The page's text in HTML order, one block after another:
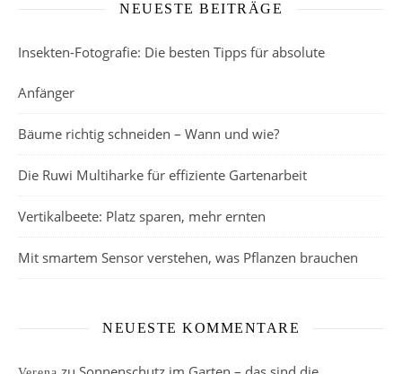
NEUESTE BEITRÄGE
Insekten-Fotografie: Die besten Tipps für absolute
Anfänger
Bäume richtig schneiden – Wann und wie?
Die Ruwi Multiharke für effiziente Gartenarbeit
Vertikalbeete: Platz sparen, mehr ernten
Mit smartem Sensor verstehen, was Pflanzen brauchen
NEUESTE KOMMENTARE